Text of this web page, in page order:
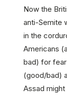
Now the
anti-Semite
in the
Americans
bad) for
(good/bad)
Assad